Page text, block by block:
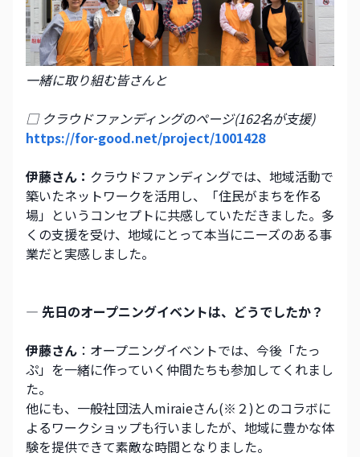
一緒に取り組む皆さんと
□ クラウドファンディングのページ(162名が支援)
https://for-good.net/project/1001428
伊藤さん： クラウドファンディングでは、地域活動で
築いたネットワークを活用し、「住民がまちを作る
場」というコンセプトに共感していただきました。多
くの支援を受け、地域にとって本当にニーズのある事
業だと実感しました。
― 先日のオープニングイベントは、どうでしたか？
伊藤さん ：オープニングイベントでは、今後「たっ
ぷ」を一緒に作っていく仲間たちも参加してくれまし
た。
他にも、一般社団法人miraieさん(※２)とのコラボに
よるワークショップも行いましたが、地域に豊かな体
験を提供できて素敵な時間となりました。